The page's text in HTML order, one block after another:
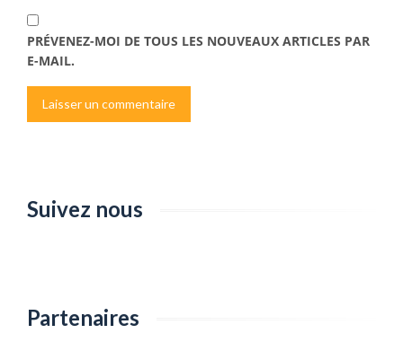
PRÉVENEZ-MOI DE TOUS LES NOUVEAUX ARTICLES PAR
E-MAIL.
Suivez nous
Partenaires